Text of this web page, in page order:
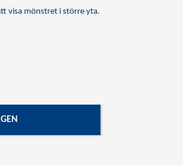
visa mönstret i större yta.